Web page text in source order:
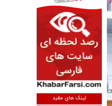
لینک های مفید